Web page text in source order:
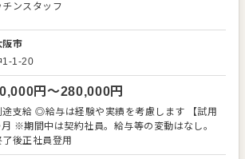
さまざまなスキルを習得してください。 料理
れる新作を期待しています。よりよいお店づく
ペレーション改善や構築についてのアイデア
みや盛り付けなど
調理からスタート ・全体の流れを学んで調理全
仕入れや在庫管理などキッチンの管理業務 ・ま
り ・後輩スタッフやアルバイトスタッフの教育
・新メニュー提案 など 入社後はスキルに
からお任せしますので、徐々に業務の幅を広
ンスタッフ
阪市
1-1-20
円〜280,000円
支給 ◎給与は経験や実績を考慮します 【試用
※期間中は契約社員。給与等の変動はなし。
後正社員登用